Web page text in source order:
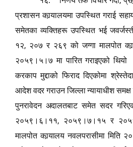
प्रशासन कार्‍यालयमा उपस्थित गराई
समेतका व्यक्तिहरू उपस्थित भई
१२, २०७ र २६९ को जग्गा मालपोत
२०५९।५।७ मा पारित गराइएको
करकाप मुद्दाको फिराद दिएकोमा
आदेश वदर गराउन जिल्ला न्यायाधीश समक्ष
पुनरावेदन अदालतबाट समेत सदर
२०५९।६।११, २०५९।७।१५ र
मालपोत कार्‍यालय नवलपरासीमा मिति